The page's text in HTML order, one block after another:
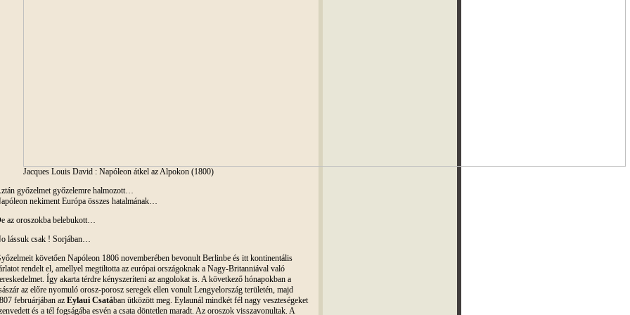
Jacques Louis David : Napóleon átkel az Alpokon (1800)
győzelmet győzelemre halmozott…
nekiment Európa összes hatalmának…
az oroszokba belebukott…
lássuk csak ! Sorjában…
követően Napóleon 1806 novemberében bevonult Berlinbe és itt kontinentális
rendelt el, amellyel megtiltotta az európai országoknak a Nagy-Britanniával való
Így akarta térdre kényszeríteni az angolokat is. A következő hónapokban a
az előre nyomuló orosz-porosz seregek ellen vonult Lengyelország területén, majd
februárjában az Eylaui Csatában ütközött meg. Eylaunál mindkét fél nagy veszteségeket
és a tél fogságába esvén a csata döntetlen maradt. Az oroszok visszavonultak. A